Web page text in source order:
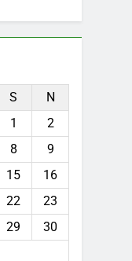
S
N
1
2
8
9
15
16
22
23
29
30